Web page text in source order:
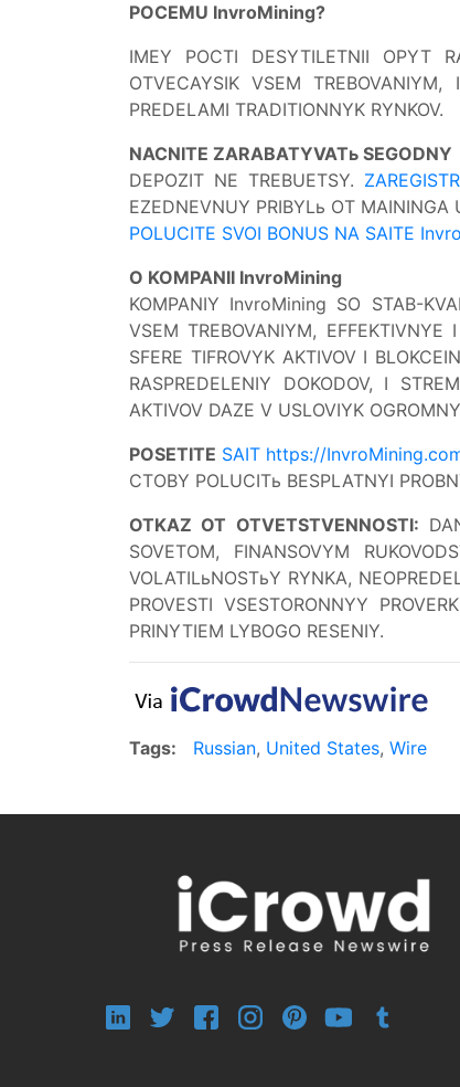
POCEMU InvroMining?
IMEY POCTI DESYTILETNII OPYT
OTVECAYSIK VSEM
PREDELAMI TRADITIONNYK RYNKOV.
NACNITE ZARABATYVATь SEGODNY
DEPOZIT NE TREBUETSY.
EZEDNEVNUY PRIBYLь OT MAININGA
POLUCITE SVOI BONUS NA SAITE
O KOMPANII InvroMining
KOMPANIY InvroMining SO STAB-
VSEM TREBOVANIYM,
SFERE TIFROVYK AKTIVOV I
RASPREDELENIY DOKODOV, I
AKTIVOV DAZE V USLOVIYK
POSETITE SAIT https://
CTOBY POLUCITь BESPLATNYI
OTKAZ OT OTVETSTVENNOSTI:
SOVETOM, FINANSOVYM
VOLATILьNOSTьY RYNKA,
PROVESTI VSESTORONNYY
PRINYTIEM LYBOGO RESENIY.
Tags: Russian, United States, Wire